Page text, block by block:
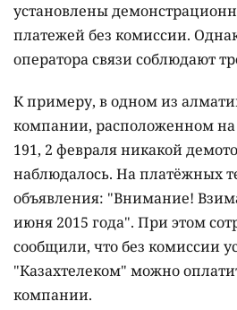
установлены
платежей без комиссии.
оператора связи соблюдают
К примеру, в одном из
компании, расположенном
191, 2 февраля никакой
наблюдалось. На платёжных
объявления: "Внимание!
июня 2015 года". При этом
сообщили, что без комиссии
"Казахтелеком" можно
компании.